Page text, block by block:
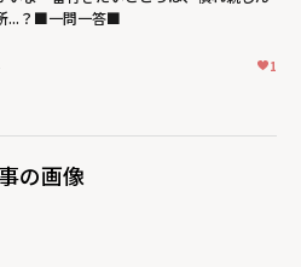
...？■一問一答■
1
の画像